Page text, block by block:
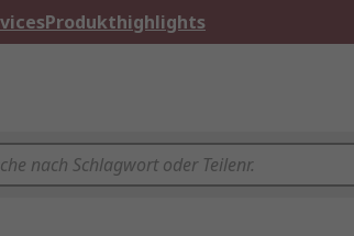
Produkthighlights